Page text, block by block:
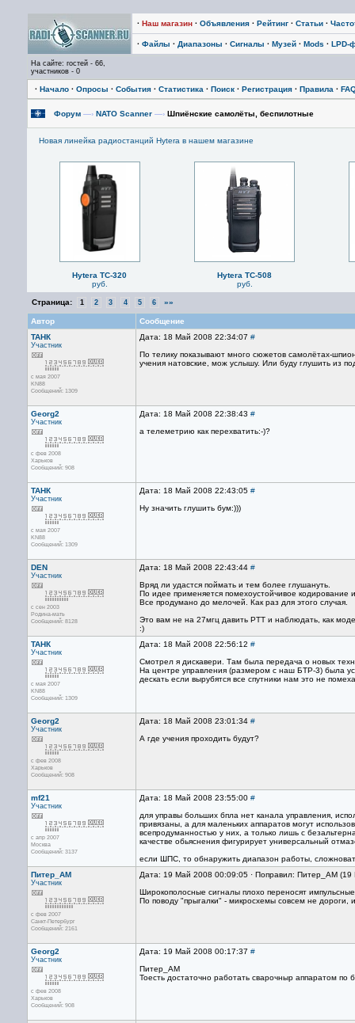
· Наш магазин · Объявления · Рейтинг · Статьи ·
· Файлы · Диапазоны · Сигналы · Музей · Mods · LPD-
На сайте: гостей - 66,
участников - 0
· Начало · Опросы · События · Статистика · Поиск · Регистрация · Правила ·
Форум —› NATO Scanner —› Шпиёнские самолёты, беспилотные
Новая линейка радиостанций Hytera в нашем магазине
Hytera TC-320
руб.
Hytera TC-508
руб.
Страница: 1 2 3 4 5 6 »»
Автор
Сообщение
ТАНК
Участник
с мая 2007
KN88
Сообщений: 1309
Дата: 18 Май 2008 22:34:07 #
По телику показывают много сюжетов самолётах-
учения натовские, мож услышу. Или буду глушить из
Georg2
Участник
с фев 2008
Харьков
Сообщений: 908
Дата: 18 Май 2008 22:38:43 #
а телеметрию как перехватить:-)?
ТАНК
Участник
с мая 2007
KN88
Сообщений: 1309
Дата: 18 Май 2008 22:43:05 #
Ну значить глушить бум:)))
DEN
Участник
с сен 2003
Родина-мать
Сообщений: 8128
Дата: 18 Май 2008 22:43:44 #
Вряд ли удастся поймать и тем более глушануть.
По идее применяется помехоустойчивое
Все продумано до мелочей. Как раз для этого случая.
Это вам не на 27мгц давить РТТ и наблюдать, как
:)
ТАНК
Участник
с мая 2007
KN88
Сообщений: 1309
Дата: 18 Май 2008 22:56:12 #
Смотрел я дискавери. Там была передача о новых
На центре управления (размером с наш БТР-3) была
дескать если вырубятся все спутники нам это не
Georg2
Участник
с фев 2008
Харьков
Сообщений: 908
Дата: 18 Май 2008 23:01:34 #
А где учения проходить будут?
mf21
Участник
с апр 2007
Москва
Сообщений: 3137
Дата: 18 Май 2008 23:55:00 #
для управы больших бпла нет канала управления,
привязаны, а для маленьких аппаратов могут
всепродуманностью у них, а только лишь с
качестве обьяснения фигурирует универсальный
если ШПС, то обнаружить диапазон работы,
Питер_AM
Участник
с фев 2007
Санкт-Петербург
Сообщений: 2161
Дата: 19 Май 2008 00:09:05 · Поправил: Питер_AM
Широкополосные сигналы плохо переносят
По поводу "прыгалки" - микросхемы совсем не дороги,
Georg2
Участник
с фев 2008
Харьков
Сообщений: 908
Дата: 19 Май 2008 00:17:37 #
Питер_АМ
Тоесть достаточно работать сварочныр аппаратом по